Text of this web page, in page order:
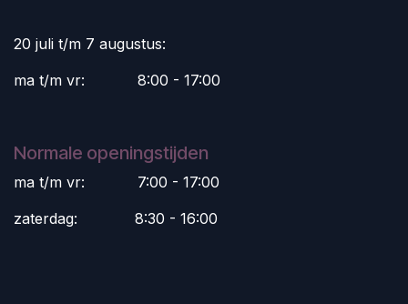
20 juli t/m 7 augustus:
ma t/m vr:
​8:00 - 17:00
Normale openingstijden
ma t/m vr:
​7:00 - 17:00
zaterdag:
​8:30 - 16:00